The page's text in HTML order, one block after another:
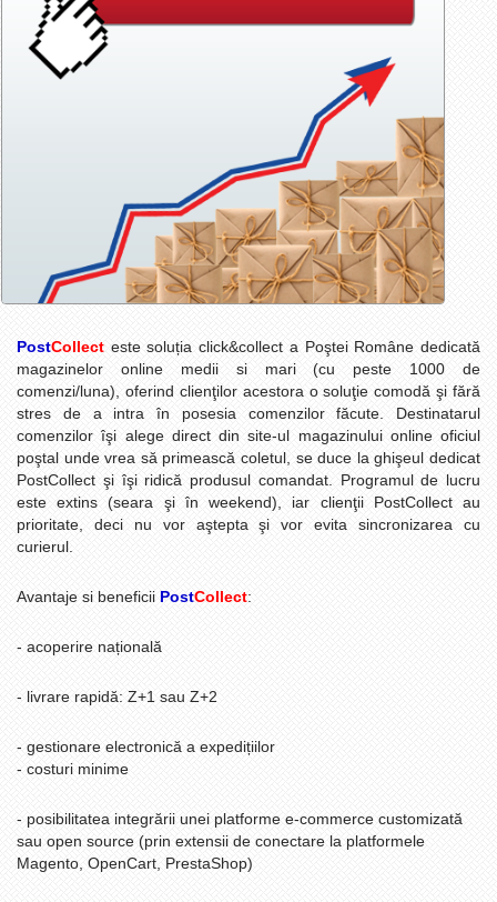
PostCollect este soluția click&collect a Poştei Române dedicată
magazinelor online medii si mari (cu peste 1000 de
comenzi/luna), oferind clienţilor acestora o soluţie comodă şi fără
stres de a intra în posesia comenzilor făcute. Destinatarul
comenzilor îşi alege direct din site-ul magazinului online oficiul
poştal unde vrea să primească coletul, se duce la ghişeul dedicat
PostCollect şi îşi ridică produsul comandat. Programul de lucru
este extins (seara şi în weekend), iar clienţii PostCollect au
prioritate, deci nu vor aştepta şi vor evita sincronizarea cu
curierul.
Avantaje si beneficii PostCollect:
- acoperire națională
- livrare rapidă: Z+1 sau Z+2
- gestionare electronică a expedițiilor
- costuri minime
- posibilitatea integrării unei platforme e-commerce customizată
sau open source (prin extensii de conectare la platformele
Magento, OpenCart, PrestaShop)